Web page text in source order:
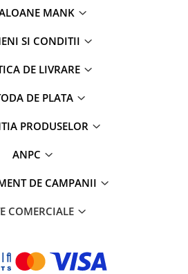
MANK
SI CONDITII
DE LIVRARE
DE PLATA
PRODUSELOR
ANPC
DE CAMPANII
COMERCIALE